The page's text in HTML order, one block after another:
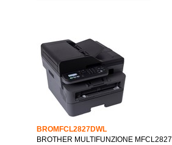
BROMFCL2827DWL
BROTHER MULTIFUNZIONE MFCL2827